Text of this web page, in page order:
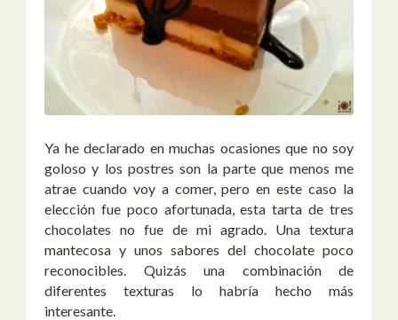
Ya he declarado en muchas ocasiones que no soy
goloso y los postres son la parte que menos me
atrae cuando voy a comer, pero en este caso la
elección fue poco afortunada, esta tarta de tres
chocolates no fue de mi agrado. Una textura
mantecosa y unos sabores del chocolate poco
reconocibles. Quizás una combinación de
diferentes texturas lo habría hecho más
interesante.